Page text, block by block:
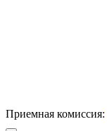
Приемная комиссия: